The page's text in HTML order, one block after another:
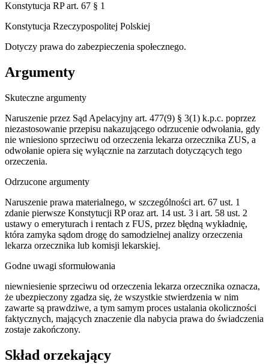
Konstytucja RP art. 67 § 1
Konstytucja Rzeczypospolitej Polskiej
Dotyczy prawa do zabezpieczenia społecznego.
Argumenty
Skuteczne argumenty
Naruszenie przez Sąd Apelacyjny art. 477(9) § 3(1) k.p.c. poprzez
niezastosowanie przepisu nakazującego odrzucenie odwołania, gdy
nie wniesiono sprzeciwu od orzeczenia lekarza orzecznika ZUS, a
odwołanie opiera się wyłącznie na zarzutach dotyczących tego
orzeczenia.
Odrzucone argumenty
Naruszenie prawa materialnego, w szczególności art. 67 ust. 1
zdanie pierwsze Konstytucji RP oraz art. 14 ust. 3 i art. 58 ust. 2
ustawy o emeryturach i rentach z FUS, przez błędną wykładnię,
która zamyka sądom drogę do samodzielnej analizy orzeczenia
lekarza orzecznika lub komisji lekarskiej.
Godne uwagi sformułowania
niewniesienie sprzeciwu od orzeczenia lekarza orzecznika oznacza,
że ubezpieczony zgadza się, że wszystkie stwierdzenia w nim
zawarte są prawdziwe, a tym samym proces ustalania okoliczności
faktycznych, mających znaczenie dla nabycia prawa do świadczenia
zostaje zakończony.
Skład orzekający